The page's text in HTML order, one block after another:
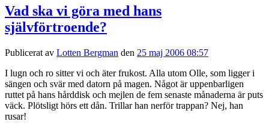
Vad ska vi göra med hans
självförtroende?
Publicerat av Lotten Bergman den 25 maj 2006 08:57
I lugn och ro sitter vi och äter frukost. Alla utom Olle, som ligger i
sängen och svär med datorn på magen. Något är uppenbarligen
ruttet på hans hårddisk och mejlen de fem senaste månaderna är puts
väck. Plötsligt hörs ett dån. Trillar han nerför trappan? Nej, han
rusar!